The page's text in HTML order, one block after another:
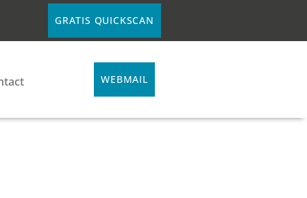
GRATIS QUICKSCAN
WEBMAIL